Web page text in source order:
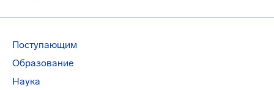
Поступающим
Образование
Наука